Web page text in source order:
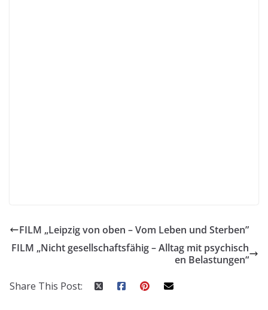
FILM „Leipzig von oben – Vom Leben und Sterben”
FILM „Nicht gesellschaftsfähig – Alltag mit psychisch
en Belastungen“
Share This Post: